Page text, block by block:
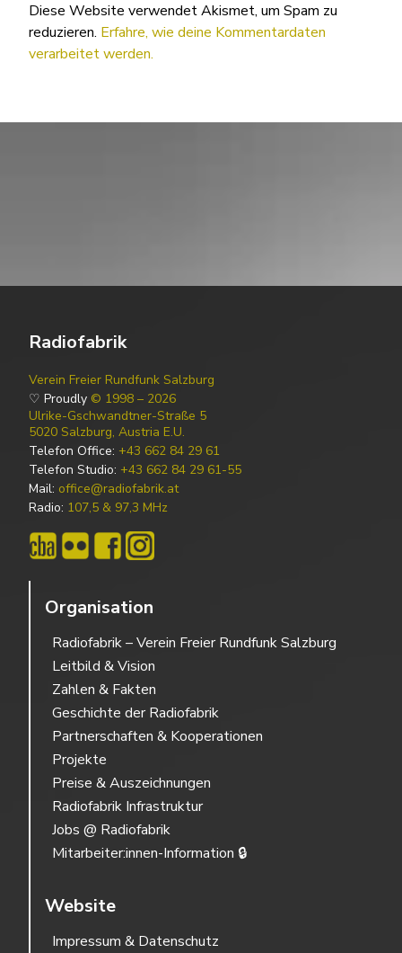
Diese Website verwendet Akismet, um Spam zu
reduzieren. Erfahre, wie deine Kommentardaten
verarbeitet werden.
Radiofabrik
Verein Freier Rundfunk Salzburg
♡ Proudly © 1998 – 2026
Ulrike-Gschwandtner-Straße 5
5020 Salzburg, Austria E.U.
Telefon Office: +43 662 84 29 61
Telefon Studio: +43 662 84 29 61-55
Mail: office@radiofabrik.at
Radio: 107,5 & 97,3 MHz
Organisation
Radiofabrik – Verein Freier Rundfunk Salzburg
Leitbild & Vision
Zahlen & Fakten
Geschichte der Radiofabrik
Partnerschaften & Kooperationen
Projekte
Preise & Auszeichnungen
Radiofabrik Infrastruktur
Jobs @ Radiofabrik
Mitarbeiter:innen-Information 🔒
Website
Impressum & Datenschutz